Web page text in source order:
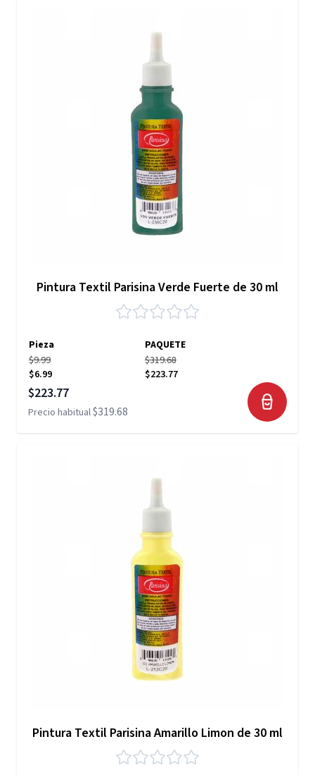
Pintura Textil Parisina Verde Fuerte de 30 ml
Pieza
PAQUETE
$9.99
$6.99
$319.68
$223.77
Precio especial
$223.77
Precio habitual$319.68
Pintura Textil Parisina Amarillo Limon de 30 ml